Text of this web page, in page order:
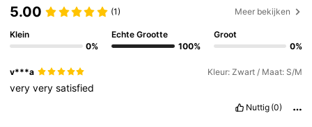
5.00 (1) Meer bekijken
Klein
0%
Echte Grootte
100%
Groot
0%
v***a Kleur: Zwart / Maat: S/M
veryverysatisfied
Nuttig (0)